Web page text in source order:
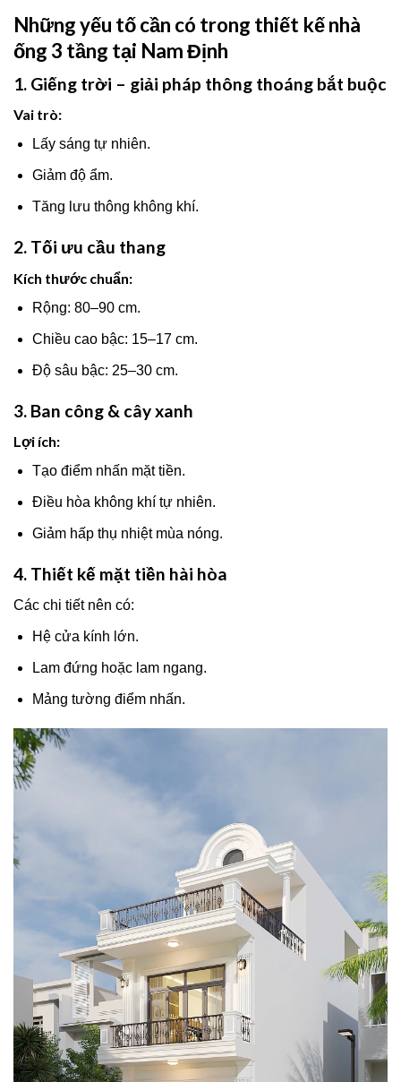
Những yếu tố cần có trong thiết kế nhà
ống 3 tầng tại Nam Định
1. Giếng trời – giải pháp thông thoáng bắt buộc
Vai trò:
Lấy sáng tự nhiên.
Giảm độ ẩm.
Tăng lưu thông không khí.
2. Tối ưu cầu thang
Kích thước chuẩn:
Rộng: 80–90 cm.
Chiều cao bậc: 15–17 cm.
Độ sâu bậc: 25–30 cm.
3. Ban công & cây xanh
Lợi ích:
Tạo điểm nhấn mặt tiền.
Điều hòa không khí tự nhiên.
Giảm hấp thụ nhiệt mùa nóng.
4. Thiết kế mặt tiền hài hòa
Các chi tiết nên có:
Hệ cửa kính lớn.
Lam đứng hoặc lam ngang.
Mảng tường điểm nhấn.